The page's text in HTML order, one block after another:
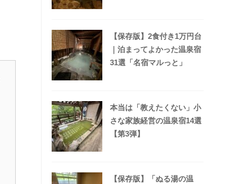
【保存版】2食付き1万円台
｜泊まってよかった温泉宿
31選「名宿マルっと」
本当は「教えたくない」小
さな家族経営の温泉宿14選
【第3弾】
【保存版】「ぬる湯の温